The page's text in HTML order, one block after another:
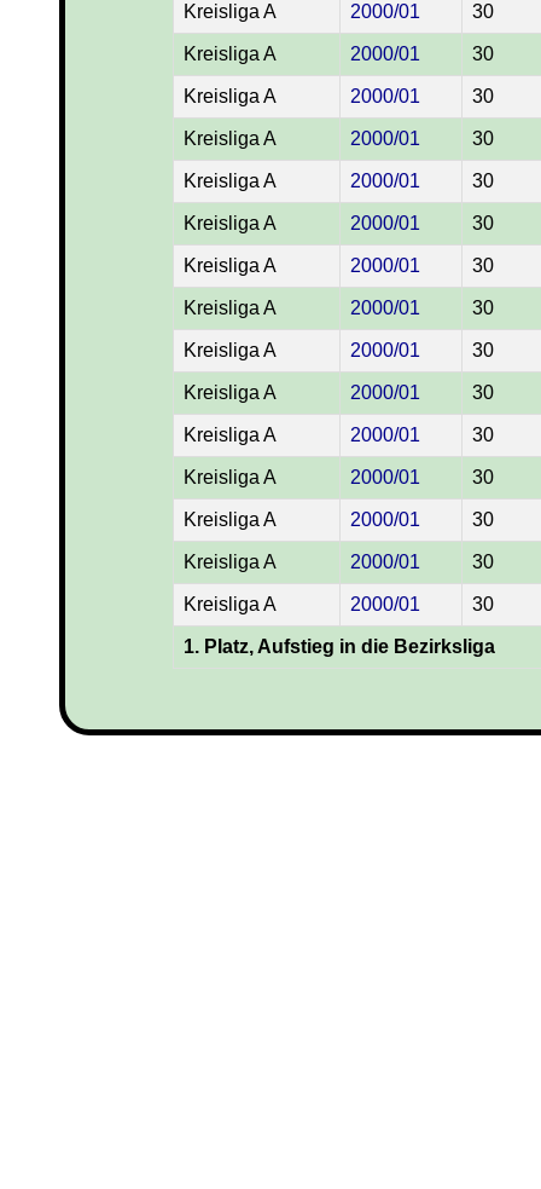
Kreisliga A 2000/01 30
Kreisliga A 2000/01 30
Kreisliga A 2000/01 30
Kreisliga A 2000/01 30
Kreisliga A 2000/01 30
Kreisliga A 2000/01 30
Kreisliga A 2000/01 30
Kreisliga A 2000/01 30
Kreisliga A 2000/01 30
Kreisliga A 2000/01 30
Kreisliga A 2000/01 30
Kreisliga A 2000/01 30
Kreisliga A 2000/01 30
Kreisliga A 2000/01 30
Kreisliga A 2000/01 30
1. Platz, Aufstieg in die Bezirksliga